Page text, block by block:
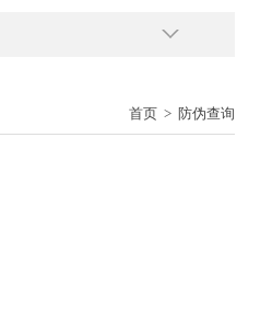
首页 > 防伪查询